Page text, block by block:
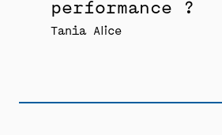
performance ?
Tania Alice